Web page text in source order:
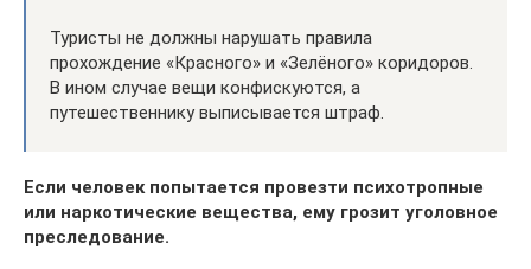
Туристы не должны нарушать правила
прохождение «Красного» и «Зелёного» коридоров.
В ином случае вещи конфискуются, а
путешественнику выписывается штраф.
Если человек попытается провезти психотропные
или наркотические вещества, ему грозит уголовное
преследование.